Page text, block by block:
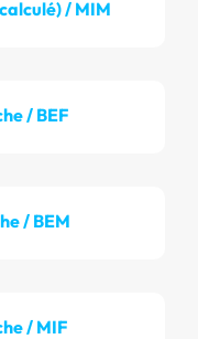
/ MIM
/ BEF
/ BEM
/ MIF